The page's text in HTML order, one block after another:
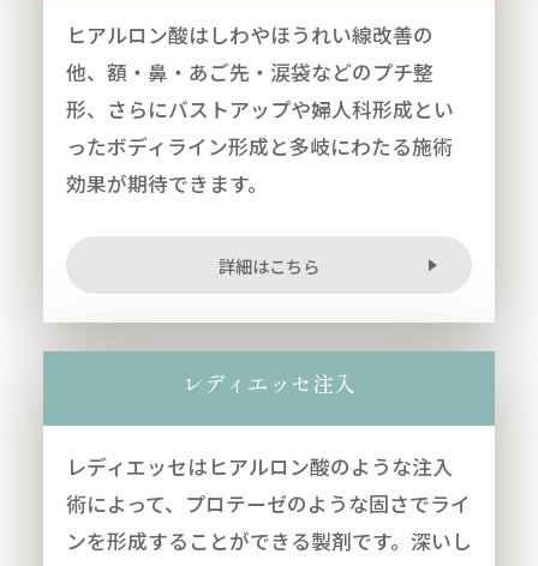
ヒアルロン酸はしわやほうれい線改善の
他、額・鼻・あご先・涙袋などのプチ整
形、さらにバストアップや婦人科形成とい
ったボディライン形成と多岐にわたる施術
効果が期待できます。
詳細はこちら
レディエッセ注入
レディエッセはヒアルロン酸のような注入
術によって、プロテーゼのような固さでライ
ンを形成することができる製剤です。深いし